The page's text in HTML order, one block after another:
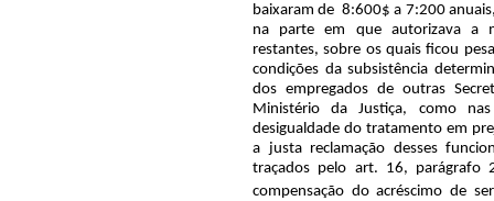
baixaram de 8:600$ a 7:200
na parte em que autorizava a
restantes, sobre os quais ficou
condições da subsistência
dos empregados de outras
Ministério da Justiça, como
desigualdade do tratamento em
a justa reclamação desses
traçados pelo art. 16, parágrafo
compensação do acréscimo de